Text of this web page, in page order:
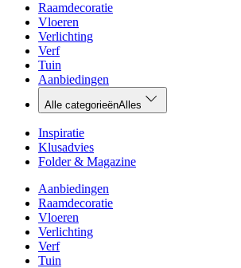
Raamdecoratie
Vloeren
Verlichting
Verf
Tuin
Aanbiedingen
Alle categorieënAlles
Inspiratie
Klusadvies
Folder & Magazine
Aanbiedingen
Raamdecoratie
Vloeren
Verlichting
Verf
Tuin